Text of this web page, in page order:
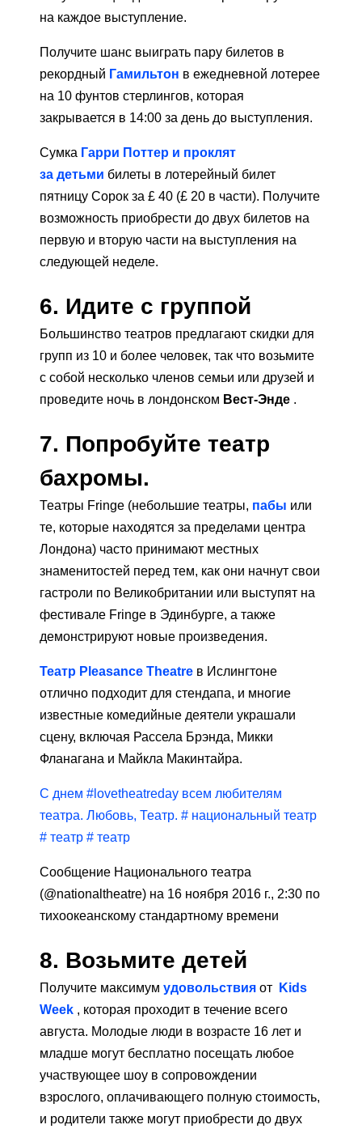
на каждое выступление.
Получите шанс выиграть пару билетов в
рекордный Гамильтон в ежедневной лотерее
на 10 фунтов стерлингов, которая
закрывается в 14:00 за день до выступления.
Сумка Гарри Поттер и проклят
за детьми билеты в лотерейный билет
пятницу Сорок за £ 40 (£ 20 в части). Получите
возможность приобрести до двух билетов на
первую и вторую части на выступления на
следующей неделе.
6. Идите с группой
Большинство театров предлагают скидки для
групп из 10 и более человек, так что возьмите
с собой несколько членов семьи или друзей и
проведите ночь в лондонском Вест-Энде .
7. Попробуйте театр
бахромы.
Театры Fringe (небольшие театры, пабы или
те, которые находятся за пределами центра
Лондона) часто принимают местных
знаменитостей перед тем, как они начнут свои
гастроли по Великобритании или выступят на
фестивале Fringe в Эдинбурге, а также
демонстрируют новые произведения.
Театр Pleasance Theatre в Ислингтоне
отлично подходит для стендапа, и многие
известные комедийные деятели украшали
сцену, включая Рассела Брэнда, Микки
Фланагана и Майкла Макинтайра.
С днем ​​#lovetheatreday всем любителям
театра. Любовь, Театр. # национальный театр
# театр # театр
Сообщение Национального театра
(@nationaltheatre) на 16 ноября 2016 г., 2:30 по
тихоокеанскому стандартному времени
8. Возьмите детей
Получите максимум удовольствия от
Kids
Week , которая проходит в течение всего
августа. Молодые люди в возрасте 16 лет и
младше могут бесплатно посещать любое
участвующее шоу в сопровождении
взрослого, оплачивающего полную стоимость,
и родители также могут приобрести до двух